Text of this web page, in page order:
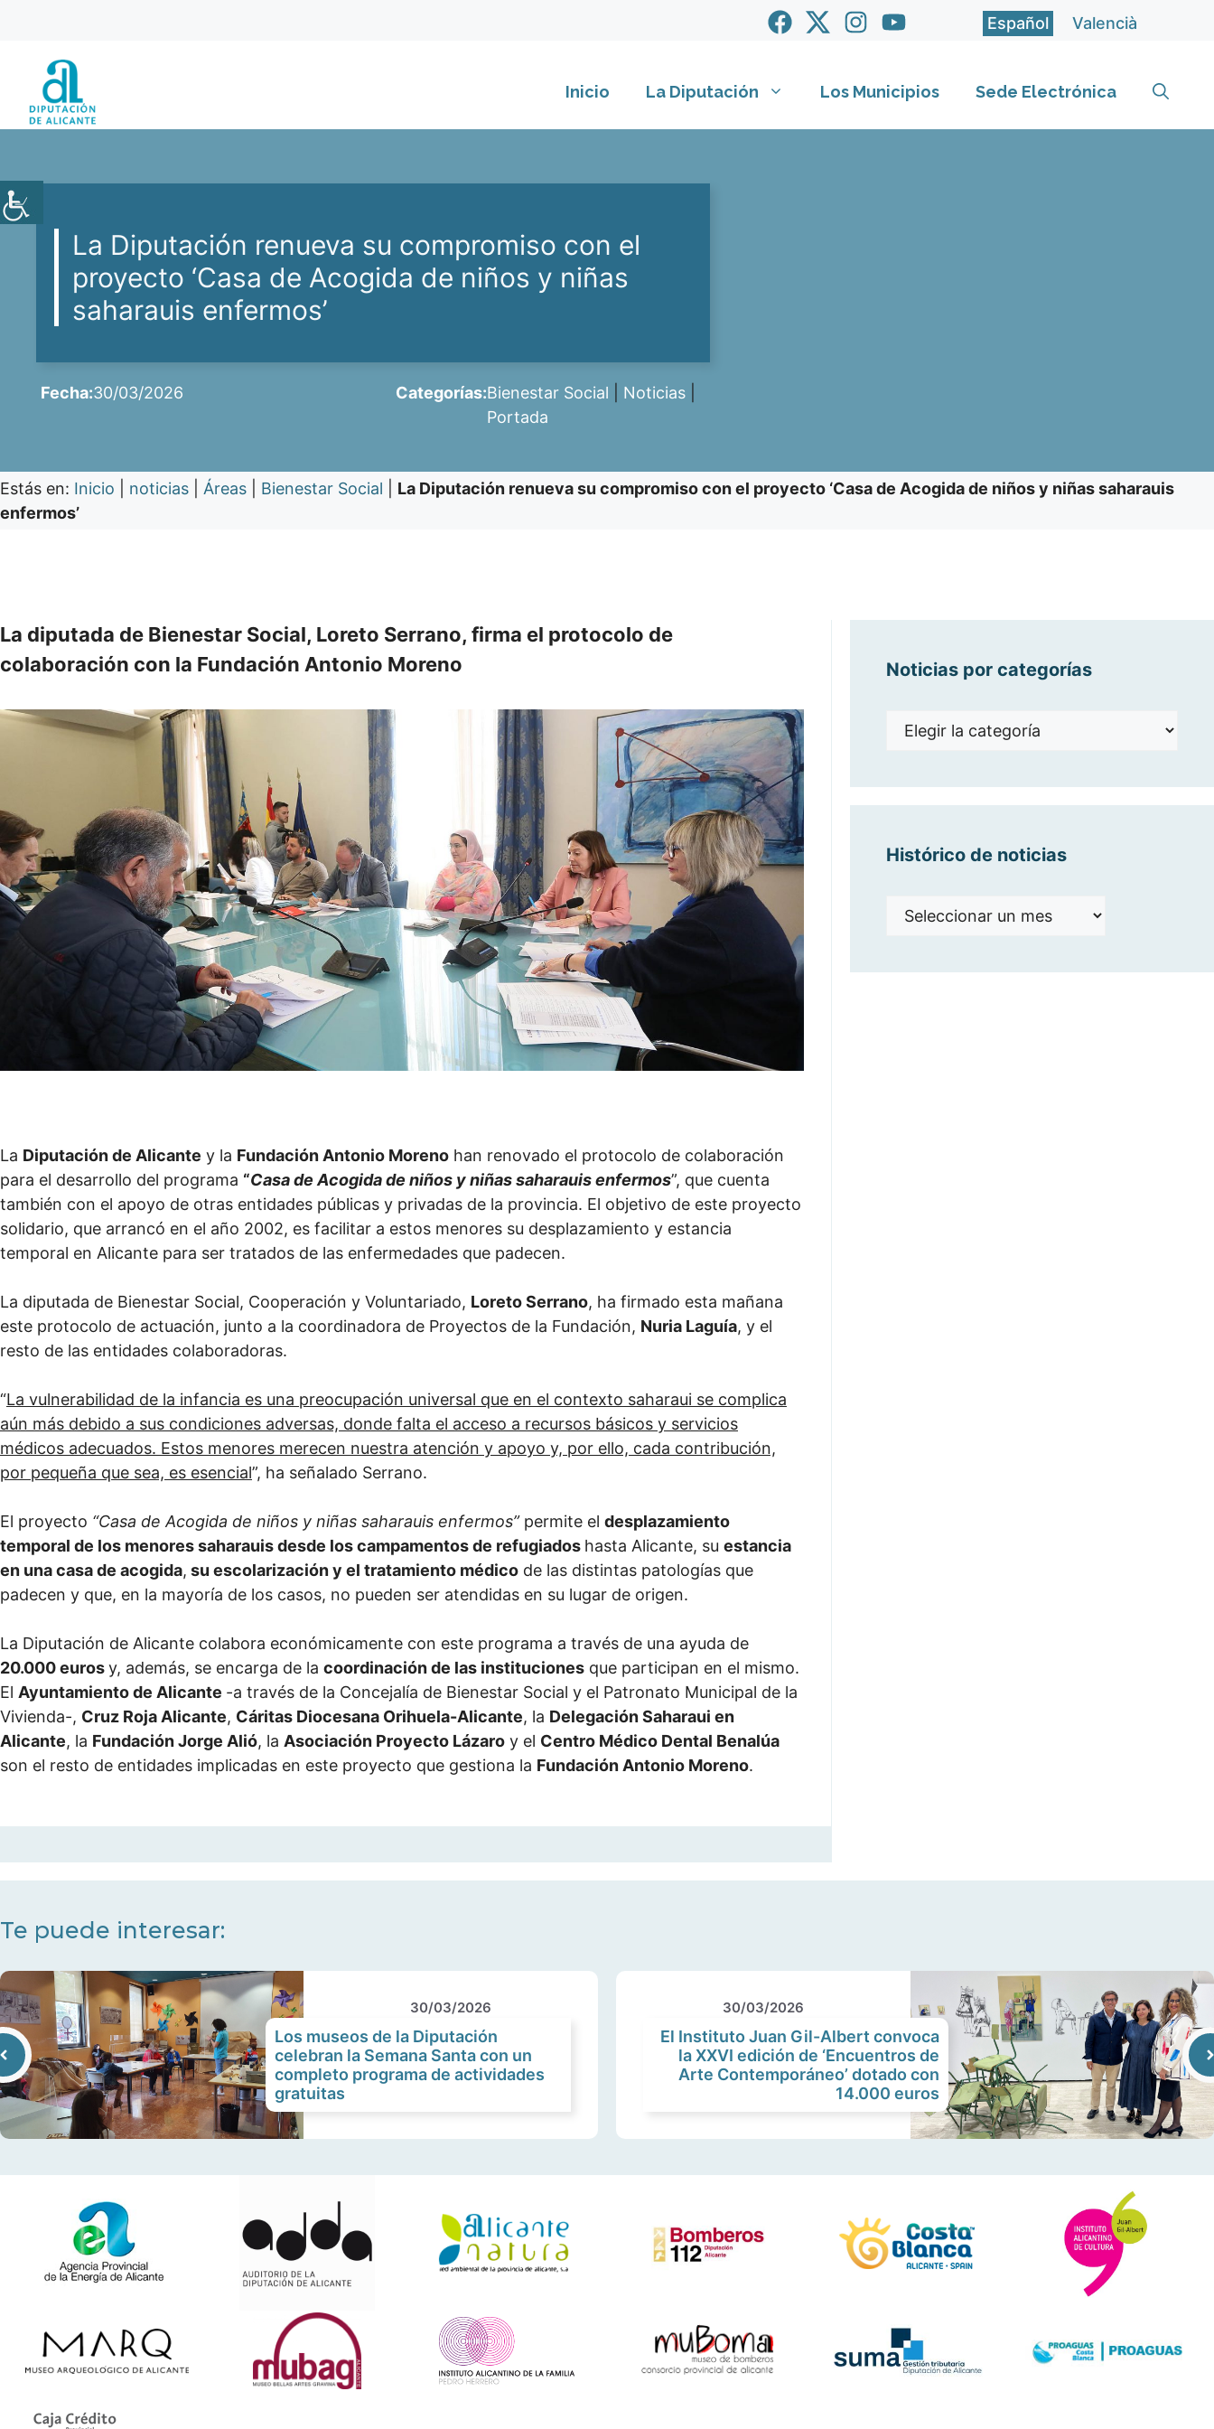
contenido
Español Valencià
Inicio La Diputación Los Municipios Sede Electrónica
La Diputación renueva su compromiso con el
proyecto ‘Casa de Acogida de niños y niñas
saharauis enfermos’
Fecha:30/03/2026 Categorías:Bienestar Social Noticias
Portada
Estás en: Inicio noticias Áreas Bienestar Social
La Diputación renueva su compromiso con el proyecto ‘Casa de Acogida de niños y niñas saharauis
enfermos’
La diputada de Bienestar Social, Loreto Serrano, firma el protocolo de
colaboración con la Fundación Antonio Moreno
La Diputación de Alicante y la Fundación Antonio Moreno han renovado el protocolo de colaboración
para el desarrollo del programa “Casa de Acogida de niños y niñas saharauis enfermos”, que cuenta
también con el apoyo de otras entidades públicas y privadas de la provincia. El objetivo de este proyecto
solidario, que arrancó en el año 2002, es facilitar a estos menores su desplazamiento y estancia
temporal en Alicante para ser tratados de las enfermedades que padecen.
La diputada de Bienestar Social, Cooperación y Voluntariado, Loreto Serrano, ha firmado esta mañana
este protocolo de actuación, junto a la coordinadora de Proyectos de la Fundación, Nuria Laguía, y el
resto de las entidades colaboradoras.
“La vulnerabilidad de la infancia es una preocupación universal que en el contexto saharaui se complica
aún más debido a sus condiciones adversas, donde falta el acceso a recursos básicos y servicios
médicos adecuados. Estos menores merecen nuestra atención y apoyo y, por ello, cada contribución,
por pequeña que sea, es esencial”, ha señalado Serrano.
El proyecto “Casa de Acogida de niños y niñas saharauis enfermos” permite el desplazamiento
temporal de los menores saharauis desde los campamentos de refugiados hasta Alicante, su estancia
en una casa de acogida, su escolarización y el tratamiento médico de las distintas patologías que
padecen y que, en la mayoría de los casos, no pueden ser atendidas en su lugar de origen.
La Diputación de Alicante colabora económicamente con este programa a través de una ayuda de
20.000 eurosy, además, se encarga de la coordinación de las instituciones que participan en el mismo.
El Ayuntamiento de Alicante -a través de la Concejalía de Bienestar Social y el Patronato Municipal de la
Vivienda-, Cruz Roja Alicante, Cáritas Diocesana Orihuela-Alicante, la Delegación Saharaui en
Alicante, la Fundación Jorge Alió, la Asociación Proyecto Lázaro y el Centro Médico Dental Benalúa
son el resto de entidades implicadas en este proyecto que gestiona la Fundación Antonio Moreno.
Noticias por categorías
Noticias
Histórico de noticias
Histórico
Te puede interesar:
30/03/2026
Los museos de la Diputación
celebran la Semana Santa con un
completo programa de actividades
gratuitas
30/03/2026
El Instituto Juan Gil-Albert convoca
la XXVI edición de ‘Encuentros de
Arte Contemporáneo’ dotado con
14.000 euros